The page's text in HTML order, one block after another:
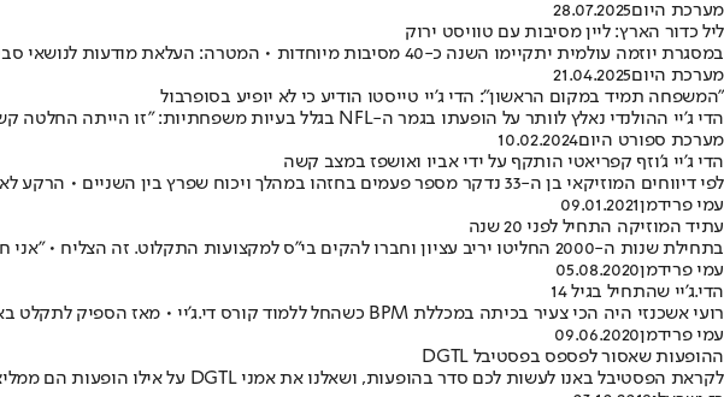
מערכת היום28.07.2025
ליל כדור הארץ: ליין מסיבות עם טוויסט ירוק
במסגרת יוזמה עולמית יתקיימו השנה כ-40 מסיבות מיוחדות • המטרה: העלאת מודעות לנושאי סביבה וגיוס כספים לארגונים מקומיים • מוביל המיזם: "זה נהדר לאסוף את כולם יחד ולהעלות את המודעות"
מערכת היום21.04.2025
"המשפחה תמיד במקום הראשון": הדי ג'יי טייסטו הודיע כי לא יופיע בסופרבול
הדי ג'יי ההולנדי נאלץ לוותר על הופעתו בגמר ה-NFL בגלל בעיות משפחתיות: "זו הייתה החלטה קשה" • יחליף אותו הדיג'יי קסקייד שיתייצב בהתראה קצרה
מערכת ספורט היום10.02.2024
הדי ג'יי ג'וזף קפריאטי הותקף על ידי אביו ואושפז במצב קשה
לפי דיווחים המוזיקאי בן ה-33 נדקר מספר פעמים בחזהו במהלך ויכוח שפרץ בין השניים • הרקע לאירוע לא ידוע • לאב אין עבר פלילי
עמי פרידמן09.01.2021
עתיד המוזיקה התחיל לפני 20 שנה
בתחילת שנות ה-2000 החליטו יריב עציון וחברו להקים בי"ס למקצועות התקלוט. זה הצליח • "אני חוקר חדשנות עד היום", הוא מספר
עמי פרידמן05.08.2020
הדי.ג'יי שהתחיל בגיל 14
רועי אשכנזי היה הכי צעיר בכיתה במכללת BPM כשהחל ללמוד קורס די.ג'יי • מאז הספיק לתקלט באירועים הכי שווים ובמסיבות פרטיות
עמי פרידמן09.06.2020
ההופעות שאסור לפספס בפסטיבל DGTL
לקראת הפסטיבל באנו לעשות לכם סדר בהופעות, ושאלנו את אמני DGTL על אילו הופעות הם ממליצים • ליינאפ חלומי - צ'ק